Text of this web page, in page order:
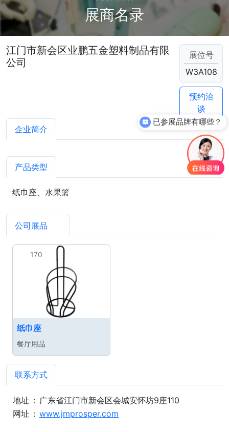
展商名录
江门市新会区业鹏五金塑料制品有限
公司
展位号
W3A108
预约洽
谈
企业简介
产品类型
纸巾座、水果篮
公司展品
170
纸巾座
餐厅用品
联系方式
地址 ： 广东省江门市新会区会城安怀坊9座110
网址 ： www.jmprosper.com
已参展品牌有哪些？